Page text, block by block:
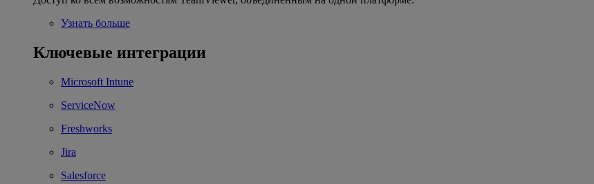
Узнать больше
Ключевые интеграции
Microsoft Intune
ServiceNow
Freshworks
Jira
Salesforce